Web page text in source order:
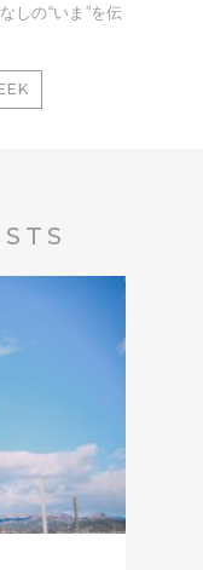
しの“いま”を伝